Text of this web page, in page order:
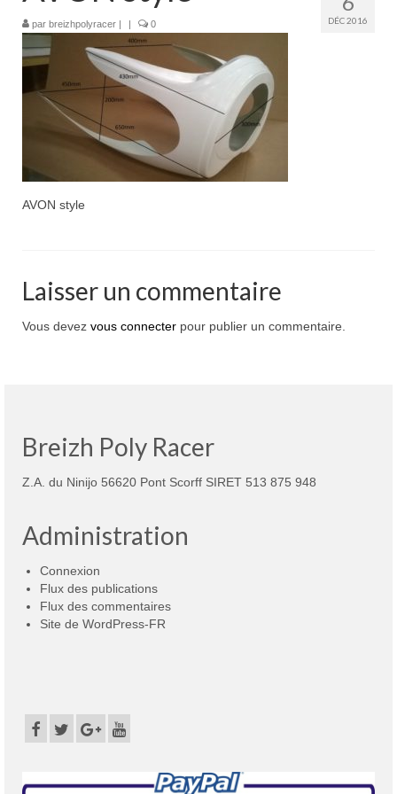
Boutique
Projets en cours
Mon compte
Mon panier
Nous contacter
DÉC 2016
par breizhpolyracer 0
AVON style
Laisser un commentaire
Vous devez vous connecter pour publier un commentaire.
Breizh Poly Racer
Z.A. du Ninijo 56620 Pont Scorff SIRET 513 875 948
Administration
Connexion
Flux des publications
Flux des commentaires
Site de WordPress-FR